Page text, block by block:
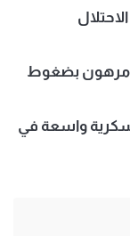
مرهون بضغوط
واسعة في